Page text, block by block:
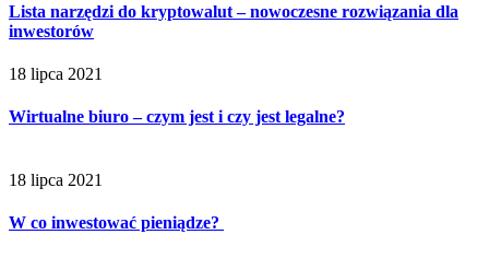
Lista narzędzi do kryptowalut – nowoczesne rozwiązania dla
inwestorów
18 lipca 2021
Wirtualne biuro – czym jest i czy jest legalne?
18 lipca 2021
W co inwestować pieniądze?